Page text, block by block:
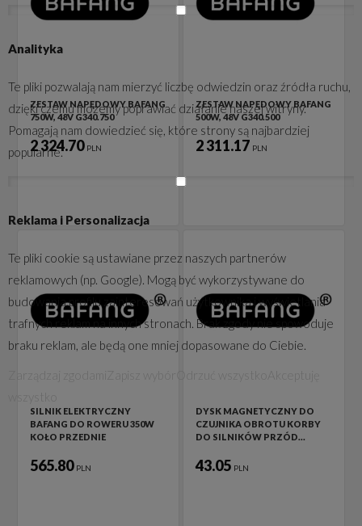
ZESTAW NAPĘDOWY BAFANG
750W, 48V G340.750
2 324.70 PLN
ZESTAW NAPĘDOWY BAFANG
500W, 48V G340.500
2 311.17 PLN
SILNIK ELEKTRYCZNY
BAFANG DO ROWERU 350W
KOŁO PRZEDNIE
565.80 PLN
DYSK MAGNETYCZNY DO
CZUJNIKA OBROTU KORBY
DO SILNIKÓW PRZÓD…
43.05 PLN
Analityka
Te pliki pozwalają nam mierzyć liczbę odwiedzin oraz źródła ruchu,
dzięki czemu możemy poprawiać działanie naszej witryny.
Pomagają nam dowiedzieć się, które strony są najbardziej
popularne.
Reklama i Personalizacja
Te pliki cookie są ustawiane przez naszych partnerów
reklamowych (np. Google). Mogą być wykorzystywane do
budowania profilu zainteresowań użytkownika i wyświetlania
trafnych reklam na innych stronach. Brak zgody nie spowoduje
braku reklam, ale będą one mniej dopasowane do Ciebie.
Zarządzaj zgodami